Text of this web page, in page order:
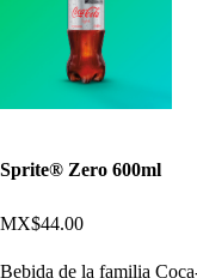
Sprite® Zero 600ml
MX$44.00
Bebida de la familia